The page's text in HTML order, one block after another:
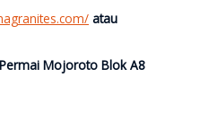
atau
Mojoroto Blok A8